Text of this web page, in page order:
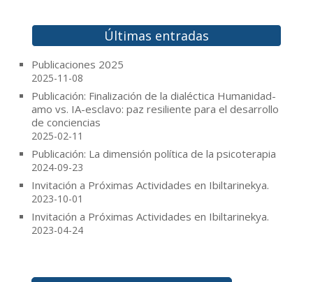
o
k
e r
s
t
Últimas entradas
Publicaciones 2025
2025-11-08
Publicación: Finalización de la dialéctica Humanidad-
amo vs. IA-esclavo: paz resiliente para el desarrollo
de conciencias
2025-02-11
Publicación: La dimensión política de la psicoterapia
2024-09-23
Invitación a Próximas Actividades en Ibiltarinekya.
2023-10-01
Invitación a Próximas Actividades en Ibiltarinekya.
2023-04-24